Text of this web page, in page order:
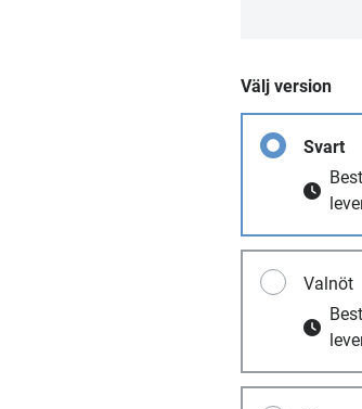
Välj version
Svart
Valnöt